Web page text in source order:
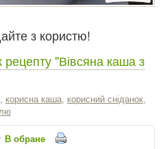
з користю!
"Вівсяна каша з
корисна каша корисний сніданок
В обране